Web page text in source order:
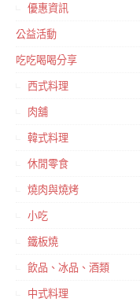
優惠資訊
公益活動
吃吃喝喝分享
西式料理
肉舖
韓式料理
休閒零食
燒肉與燒烤
小吃
鐵板燒
飲品、冰品、酒類
中式料理